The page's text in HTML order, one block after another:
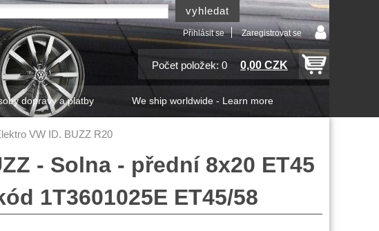
Přihlásit se Zaregistrovat se
Počet položek: 0 0,00 CZK
dopravy a platby We ship worldwide - Learn more
VW ID. BUZZ R20
- Solna - přední 8x20 ET45
1T3601025E ET45/58